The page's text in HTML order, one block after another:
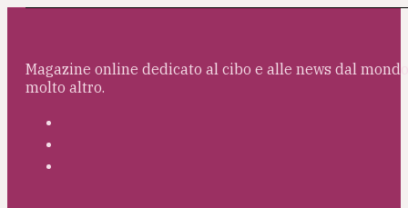
Magazine online dedicato al cibo e alle news dal
molto altro.